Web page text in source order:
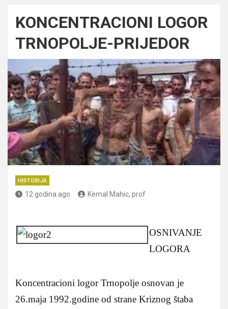
KONCENTRACIONI LOGOR
TRNOPOLJE-PRIJEDOR
HISTORIJA
12 godina ago Kemal Mahic, prof
OSNIVANJE
LOGORA
Koncentracioni logor Trnopolje osnovan je
26.maja 1992.godine od strane Kriznog štaba